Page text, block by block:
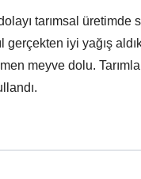
tarımsal üretimde
gerçekten iyi yağış
meyve dolu.